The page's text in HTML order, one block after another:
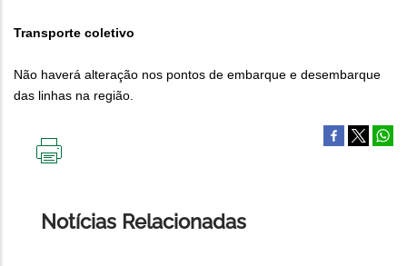
Transporte coletivo
Não haverá alteração nos pontos de embarque e desembarque
das linhas na região.
Notícias Relacionadas